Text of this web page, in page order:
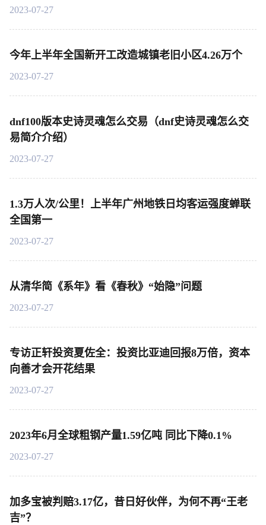
2023-07-27
今年上半年全国新开工改造城镇老旧小区4.26万个
2023-07-27
dnf100版本史诗灵魂怎么交易（dnf史诗灵魂怎么交
易简介介绍）
2023-07-27
1.3万人次/公里！上半年广州地铁日均客运强度蝉联
全国第一
2023-07-27
从清华简《系年》看《春秋》“始隐”问题
2023-07-27
专访正轩投资夏佐全：投资比亚迪回报8万倍，资本
向善才会开花结果
2023-07-27
2023年6月全球粗钢产量1.59亿吨 同比下降0.1%
2023-07-27
加多宝被判赔3.17亿，昔日好伙伴，为何不再“王老
吉”？